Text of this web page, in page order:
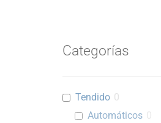
Categorías
Tendido 0
Automáticos